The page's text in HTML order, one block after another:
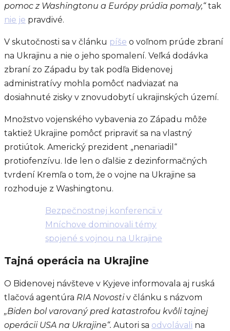
pomoc z Washingtonu a Európy prúdia pomaly,“tak
nie je pravdivé.
V skutočnosti sa v článku píše o voľnom prúde zbraní
na Ukrajinu a nie o jeho spomalení. Veľká dodávka
zbraní zo Západu by tak podľa Bidenovej
administratívy mohla pomôcť nadviazať na
dosiahnuté zisky v znovudobytí ukrajinských území.
Množstvo vojenského vybavenia zo Západu môže
taktiež Ukrajine pomôcť pripraviť sa na vlastný
protiútok. Americký prezident „nenariadil“
protiofenzívu. Ide len o ďalšie z dezinformačných
tvrdení Kremľa o tom, že o vojne na Ukrajine sa
rozhoduje z Washingtonu.
Bezpečnostnej konferencii v
Mníchove dominovali témy
spojené s vojnou na Ukrajine
Tajná operácia na Ukrajine
O Bidenovej návšteve v Kyjeve informovala aj ruská
tlačová agentúra RIA Novostiv článku s názvom
„Biden bol varovaný pred katastrofou kvôli tajnej
operácii USA na Ukrajine“. Autori sa odvolávali na